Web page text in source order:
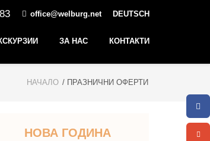
office@welburg.net DEUTSCH
ЗА НАС КОНТАКТИ
НАЧАЛО / ПРАЗНИЧНИ ОФЕРТИ
НОВА ГОДИНА